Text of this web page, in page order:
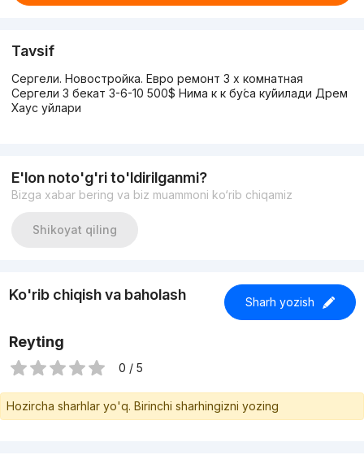
Tavsif
Сергели. Новостройка. Евро ремонт 3 х комнатная
Сергели 3 бекат 3-6-10 500$ Нима к к бу́са ку́йилади Дрем
Хаус уйлари
E'lon noto'g'ri to'ldirilganmi?
Bizga xabar bering va biz muammoni ko‘rib chiqamiz
Shikoyat qiling
Ko'rib chiqish va baholash Sharh yozish
Reyting
0 / 5
Hozircha sharhlar yo'q. Birinchi sharhingizni yozing